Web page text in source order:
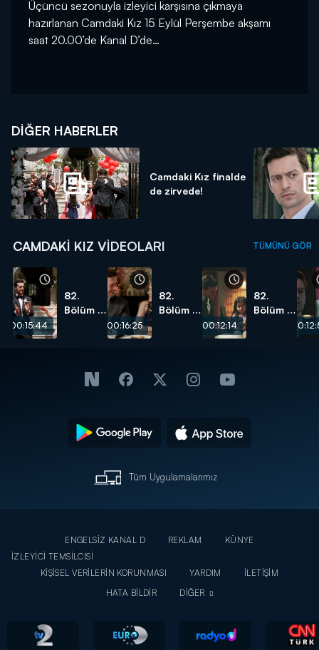
Üçüncü sezonuyla izleyici karşısına çıkmaya
hazırlanan Camdaki Kız 15 Eylül Perşembe akşamı
saat 20.00’de Kanal D’de…
DIĞER HABERLER
Camdaki Kız finalde
de zirvede!
CAMDAKI KIZ VIDEOLARI TÜMÜNÜ GÖR
00:15:44
82.
Bölüm -
00:16:25
82.
Bölüm -
arada!
00:12:14
82.
Bölüm -
Tüm Uygulamalarımız
ENGELSİZ KANAL D REKLAM
KÜNYE
İZLEYİCİ TEMSİLCİSİ
KİŞİSEL VERİLERİN KORUNMASI
YARDIM
İLETİŞİM
HATA BİLDİR
DİĞER